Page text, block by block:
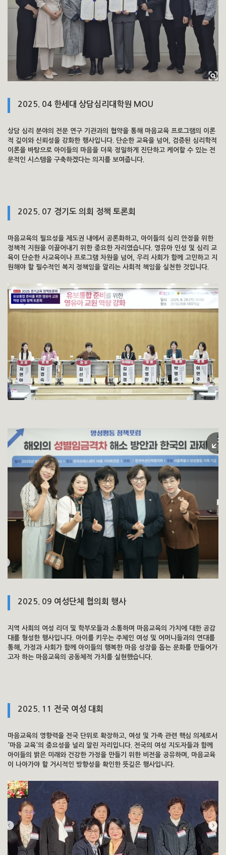
2025. 04 한세대 상담심리대학원 MOU
상담 심리 분야의 전문 연구 기관과의 협약을 통해 마음교육 프로그램의 이론
적 깊이와 신뢰성을 강화한 행사입니다. 단순한 교육을 넘어, 검증된 심리학적
이론을 바탕으로 아이들의 마음을 더욱 정밀하게 진단하고 케어할 수 있는 전
문적인 시스템을 구축하겠다는 의지를 보여줍니다.
2025. 07 경기도 의회 정책 토론회
마음교육의 필요성을 제도권 내에서 공론화하고, 아이들의 심리 안정을 위한
정책적 지원을 이끌어내기 위한 중요한 자리였습니다. 영유아 인성 및 심리 교
육이 단순한 사교육이나 프로그램 차원을 넘어, 우리 사회가 함께 고민하고 지
원해야 할 필수적인 복지 정책임을 알리는 사회적 책임을 실천한 것입니다.
2025. 09 여성단체 협의회 행사
지역 사회의 여성 리더 및 학부모들과 소통하며 마음교육의 가치에 대한 공감
대를 형성한 행사입니다. 아이를 키우는 주체인 여성 및 어머니들과의 연대를
통해, 가정과 사회가 함께 아이들의 행복한 마음 성장을 돕는 문화를 만들어가
고자 하는 마음교육의 공동체적 가치를 실현했습니다.
2025. 11 전국 여성 대회
마음교육의 영향력을 전국 단위로 확장하고, 여성 및 가족 관련 핵심 의제로서
'마음 교육'의 중요성을 널리 알린 자리입니다. 전국의 여성 지도자들과 함께
아이들의 밝은 미래와 건강한 가정을 만들기 위한 비전을 공유하며, 마음교육
이 나아가야 할 거시적인 방향성을 확인한 뜻깊은 행사입니다.